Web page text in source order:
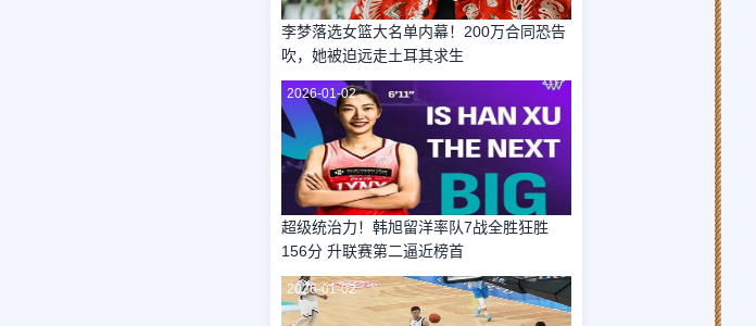
李梦落选女篮大名单内幕！200万合同恐告
吹，她被迫远走土耳其求生
2026-01-02
超级统治力！韩旭留洋率队7战全胜狂胜
156分 升联赛第二逼近榜首
2026-01-02